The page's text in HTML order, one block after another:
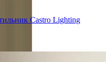
Сastro Lighting